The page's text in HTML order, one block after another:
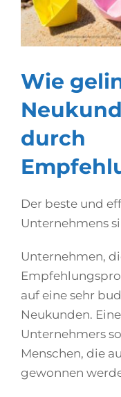
Wie
durch
Der beste und
Unternehmens
Unternehmen,
auf eine sehr
Neukunden.
Unternehmers
Menschen, die
gewonnen